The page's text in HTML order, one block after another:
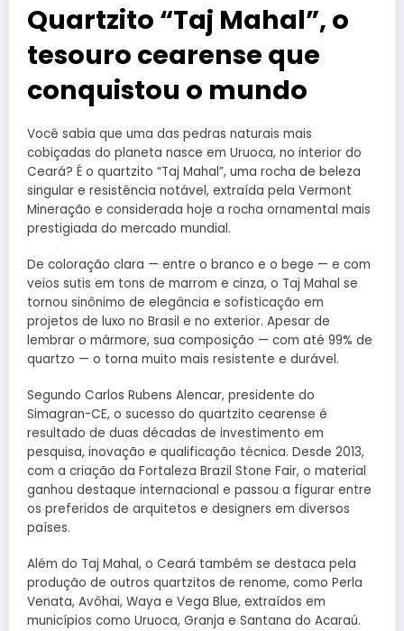
Quartzito “Taj Mahal”, o
tesouro cearense que
conquistou o mundo
Você sabia que uma das pedras naturais mais
cobiçadas do planeta nasce em Uruoca, no interior do
Ceará? É o quartzito “Taj Mahal”, uma rocha de beleza
singular e resistência notável, extraída pela Vermont
Mineração e considerada hoje a rocha ornamental mais
prestigiada do mercado mundial.
De coloração clara — entre o branco e o bege — e com
veios sutis em tons de marrom e cinza, o Taj Mahal se
tornou sinônimo de elegância e sofisticação em
projetos de luxo no Brasil e no exterior. Apesar de
lembrar o mármore, sua composição — com até 99% de
quartzo — o torna muito mais resistente e durável.
Segundo Carlos Rubens Alencar, presidente do
Simagran-CE, o sucesso do quartzito cearense é
resultado de duas décadas de investimento em
pesquisa, inovação e qualificação técnica. Desde 2013,
com a criação da Fortaleza Brazil Stone Fair, o material
ganhou destaque internacional e passou a figurar entre
os preferidos de arquitetos e designers em diversos
países.
Além do Taj Mahal, o Ceará também se destaca pela
produção de outros quartzitos de renome, como Perla
Venata, Avôhai, Waya e Vega Blue, extraídos em
municípios como Uruoca, Granja e Santana do Acaraú.